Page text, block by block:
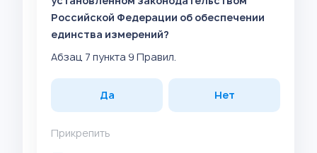
Российской Федерации об обеспечении
единства измерений?
Абзац 7 пункта 9 Правил.
Да Нет
Прикрепить